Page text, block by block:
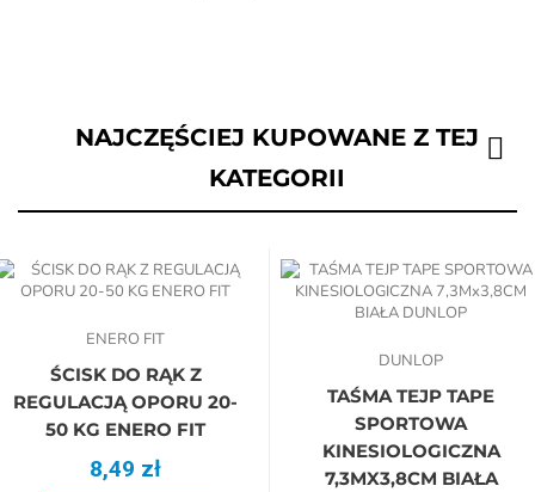
NAJCZĘŚCIEJ KUPOWANE Z TEJ
KATEGORII
ENERO FIT
ŚCISK DO RĄK Z
REGULACJĄ OPORU 20-
50 KG ENERO FIT
8,49 zł
DUNLOP
TAŚMA TEJP TAPE
SPORTOWA
KINESIOLOGICZNA
7,3MX3,8CM BIAŁA